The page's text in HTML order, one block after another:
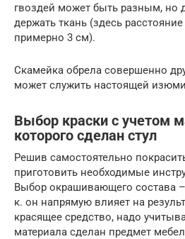
гвоздей может быть разным, но
держать ткань (здесь
примерно 3 см).
Скамейка обрела совершенно
может служить настоящей
Выбор краски с учетом
которого сделан стул
Решив самостоятельно
приготовить необходимые
Выбор окрашивающего состава
к. он напрямую влияет на
красящее средство, надо
материала сделан предмет